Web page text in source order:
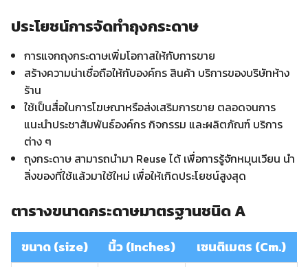
ประโยชน์การจัดทำถุงกระดาษ
การแจกถุงกระดาษเพิ่มโอกาสให้กับการขาย
สร้างความน่าเชื่อถือให้กับองค์กร สินค้า บริการของบริษัทห้าง
ร้าน
ใช้เป็นสื่อในการโฆษณาหรือส่งเสริมการขาย ตลอดจนการ
แนะนำประชาสัมพันธ์องค์กร กิจกรรม และผลิตภัณฑ์ บริการ
ต่าง ๆ
ถุงกระดาษ สามารถนำมา Reuse ได้ เพื่อการรู้จักหมุนเวียน นำ
สิ่งของที่ใช้แล้วมาใช้ใหม่ เพื่อให้เกิดประโยชน์สูงสุด
ตารางขนาดกระดาษมาตรฐานชนิด A
ขนาด (size) นิ้ว (Inches) เซนติเมตร (Cm.)